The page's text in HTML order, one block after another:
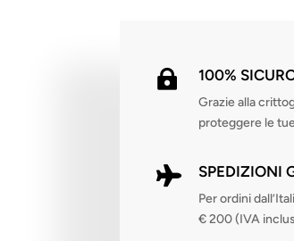
 100%
Grazie alla
proteggere le
 SPEDIZIONI
Per ordini
€ 200 (IVA